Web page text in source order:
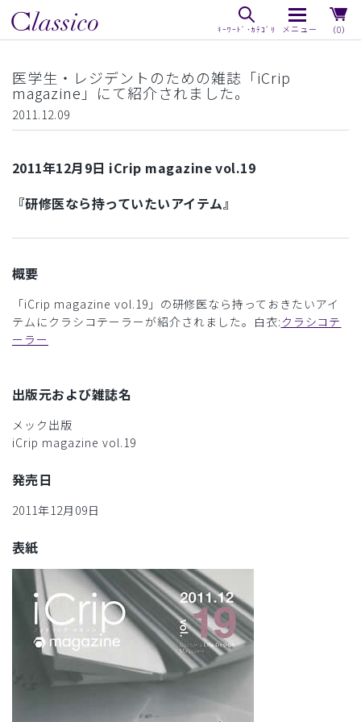
（0）
医学生・レジデントのための雑誌「iCrip
magazine」にて紹介されました。
2011.12.09
2011年12月9日 iCrip magazine vol.19
『研修医なら持っていたいアイテム』
概要
「iCrip magazine vol.19」の研修医なら持っておきたいアイ
テムにクラシコテーラーが紹介されました。白衣:クラシコテ
ーラー
出版元および雑誌名
メック出版
iCrip magazine vol.19
発売日
2011年12月09日
表紙